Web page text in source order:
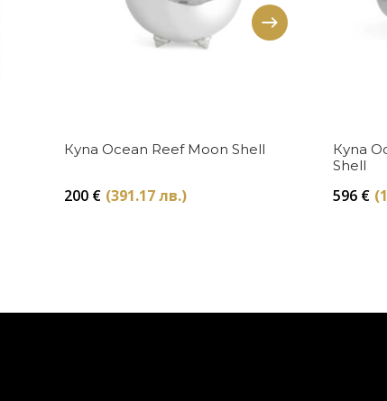
Купи
Купа Ocean Reef Moon Shell
200 € (391.17 лв.)
Купа
Shell
596 €